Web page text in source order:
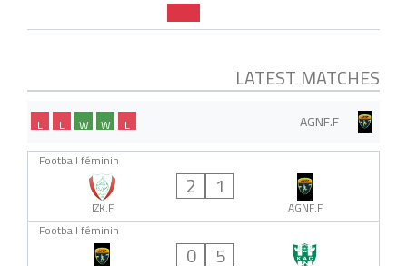
LATEST MATCHES
AGNF.F
L
W
W
L
L
Football féminin
IZK.F
2 1
AGNF.F
Football féminin
0 5